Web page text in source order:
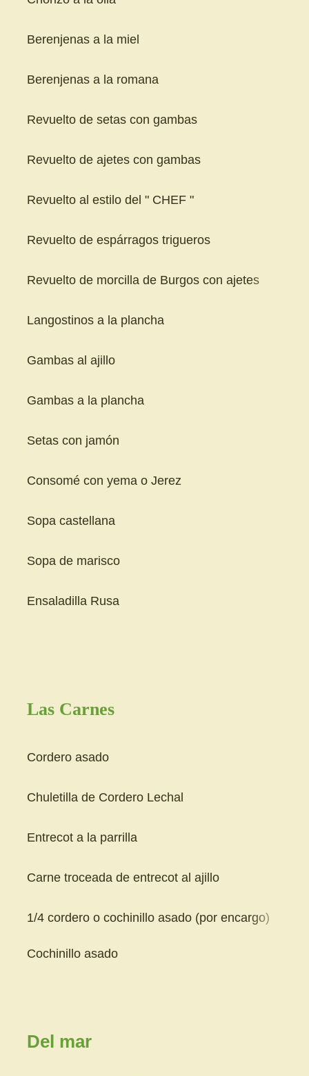
Berenjenas a la miel
Berenjenas a la romana
Revuelto de setas con gambas
Revuelto de ajetes con gambas
Revuelto al estilo del " CHEF "
Revuelto de espárragos trigueros
Revuelto de morcilla de Burgos con ajetes
Langostinos a la plancha
Gambas al ajillo
Gambas a la plancha
Setas con jamón
Consomé con yema o Jerez
Sopa castellana
Sopa de marisco
Ensaladilla Rusa
Las Carnes
Cordero asado
Chuletilla de Cordero Lechal
Entrecot a la parrilla
Carne troceada de entrecot al ajillo
1/4 cordero o cochinillo asado (por encargo)
Cochinillo asado
Del mar